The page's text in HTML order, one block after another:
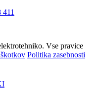
411
Vse pravice
Politika zasebnosti